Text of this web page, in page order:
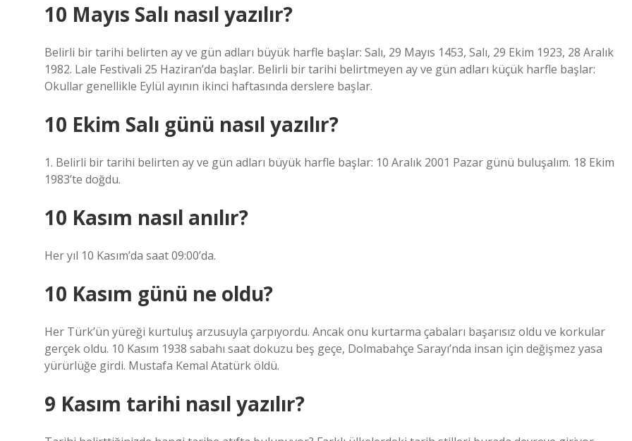
10 Mayıs Salı nasıl yazılır?
Belirli bir tarihi belirten ay ve gün adları büyük harfle başlar: Salı, 29 Mayıs 1453, Salı, 29 Ekim 1923, 28 Aralık
1982. Lale Festivali 25 Haziran’da başlar. Belirli bir tarihi belirtmeyen ay ve gün adları küçük harfle başlar:
Okullar genellikle Eylül ayının ikinci haftasında derslere başlar.
10 Ekim Salı günü nasıl yazılır?
1. Belirli bir tarihi belirten ay ve gün adları büyük harfle başlar: 10 Aralık 2001 Pazar günü buluşalım. 18 Ekim
1983’te doğdu.
10 Kasım nasıl anılır?
Her yıl 10 Kasım’da saat 09:00’da.
10 Kasım günü ne oldu?
Her Türk’ün yüreği kurtuluş arzusuyla çarpıyordu. Ancak onu kurtarma çabaları başarısız oldu ve korkular
gerçek oldu. 10 Kasım 1938 sabahı saat dokuzu beş geçe, Dolmabahçe Sarayı’nda insan için değişmez yasa
yürürlüğe girdi. Mustafa Kemal Atatürk öldü.
9 Kasım tarihi nasıl yazılır?